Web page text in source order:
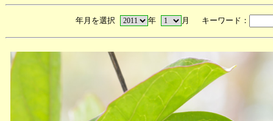
年月を選択 年 月 キーワード：